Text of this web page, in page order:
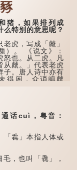
，如果排列成
么特别的意思呢？
虎，写成「虤」
）。 《说文》：
怒也。从二虎。凡
从虤。」代表老虎
子。唐人诗中亦有
得闲，众诮瞋虤
，意思是众人的讥
）。甲骨文从二
象猪相追逐的样
豕乱群。」意指一
话cuì，粤音：
毳」本指人体或
，也叫「毳」，